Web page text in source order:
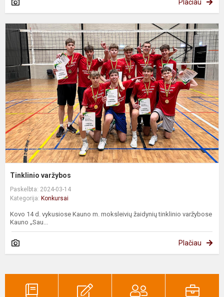
Plačiau
Tinklinio varžybos
Paskelbta: 2024-03-14
Kategorija: Konkursai
Kovo 14 d. vykusiose Kauno m. moksleivių žaidynių tinklinio varžybose
Kauno „Sau...
Plačiau